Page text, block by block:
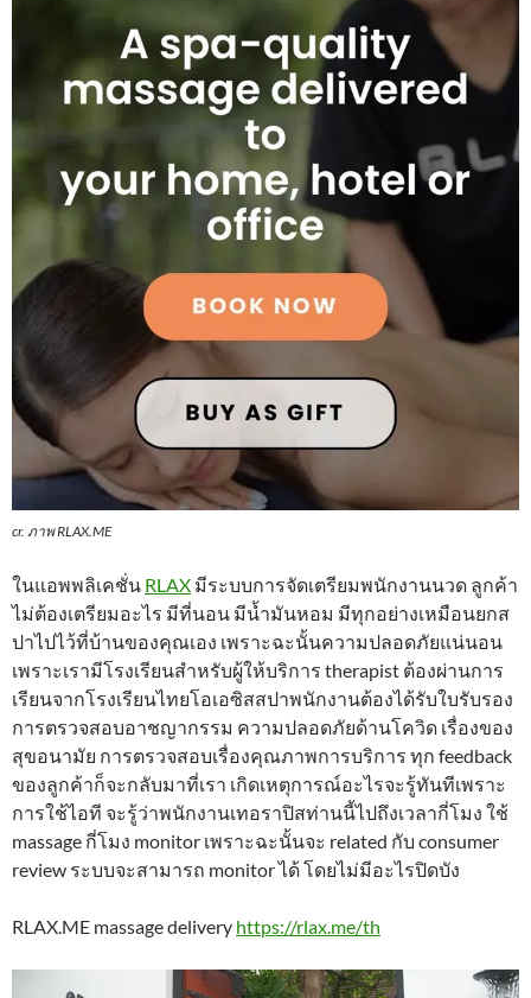
cr. ภาพ RLAX.ME
ในแอพพลิเคชั่น RLAX มีระบบการจัดเตรียมพนักงานนวด ลูกค้า
ไม่ต้องเตรียมอะไร มีที่นอน มีน้ำมันหอม มีทุกอย่างเหมือนยกส
ปาไปไว้ที่บ้านของคุณเอง เพราะฉะนั้นความปลอดภัยแน่นอน
เพราะเรามีโรงเรียนสำหรับผู้ให้บริการ therapist ต้องผ่านการ
เรียนจากโรงเรียนไทยโอเอซิสสปาพนักงานต้องได้รับใบรับรอง
การตรวจสอบอาชญากรรม ความปลอดภัยด้านโควิด เรื่องของ
สุขอนามัย การตรวจสอบเรื่องคุณภาพการบริการ ทุก feedback
ของลูกค้าก็จะกลับมาที่เรา เกิดเหตุการณ์อะไรจะรู้ทันทีเพราะ
การใช้ไอที จะรู้ว่าพนักงานเทอราปิสท่านนี้ไปถึงเวลากี่โมง ใช้
massage กี่โมง monitor เพราะฉะนั้นจะ related กับ consumer
review ระบบจะสามารถ monitor ได้ โดยไม่มีอะไรปิดบัง
RLAX.ME massage delivery https://rlax.me/th